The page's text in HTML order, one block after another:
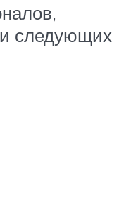
следующих